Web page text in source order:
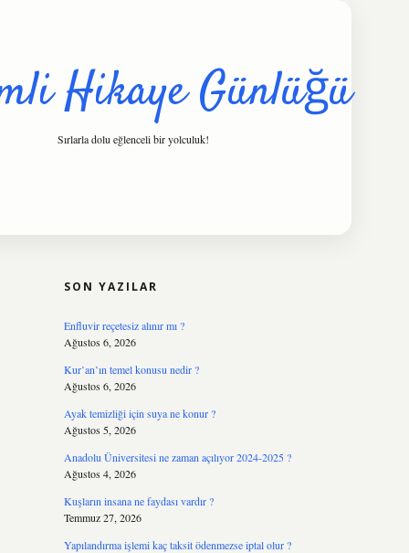
Hikaye Günlüğü
Sırlarla dolu eğlenceli bir yolculuk!
SON YAZILAR
Enfluvir reçetesiz alınır mı ?
Ağustos 6, 2026
Kur’an’ın temel konusu nedir ?
Ağustos 6, 2026
Ayak temizliği için suya ne konur ?
Ağustos 5, 2026
Anadolu Üniversitesi ne zaman açılıyor 2024-2025 ?
Ağustos 4, 2026
Kuşların insana ne faydası vardır ?
Temmuz 27, 2026
Yapılandırma işlemi kaç taksit ödenmezse iptal olur ?